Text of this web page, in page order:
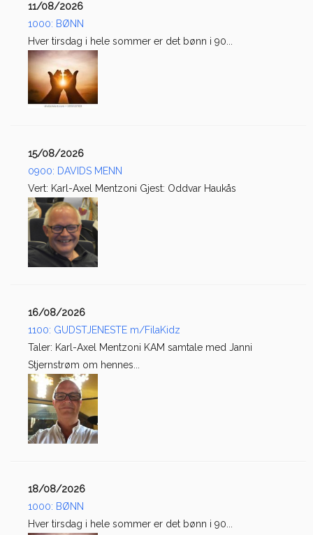
11/08/2026
1000: BØNN
Hver tirsdag i hele sommer er det bønn i 90...
15/08/2026
0900: DAVIDS MENN
Vert: Karl-Axel Mentzoni Gjest: Oddvar Haukås
16/08/2026
1100: GUDSTJENESTE m/FilaKidz
Taler: Karl-Axel Mentzoni KAM samtale med Janni
Stjernstrøm om hennes...
18/08/2026
1000: BØNN
Hver tirsdag i hele sommer er det bønn i 90...